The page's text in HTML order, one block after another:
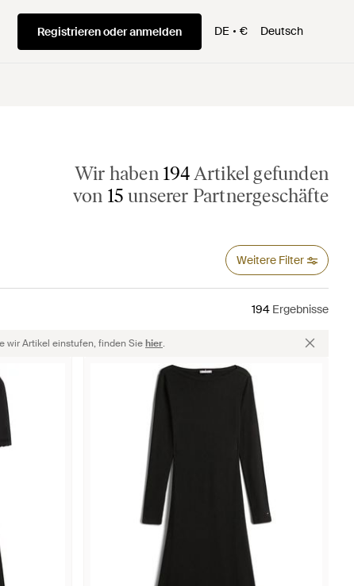
Registrieren oder anmelden DE € Deutsch
Wir haben 194Artikel gefunden
von 15 unserer Partnergeschäfte
Weitere Filter
194 Ergebnisse
wir Artikel einstufen, finden Siehier.